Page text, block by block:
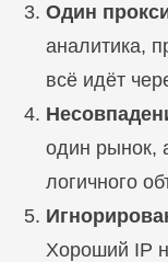
Один
аналитика,
всё идёт
один рынок,
логичного
Хороший IP